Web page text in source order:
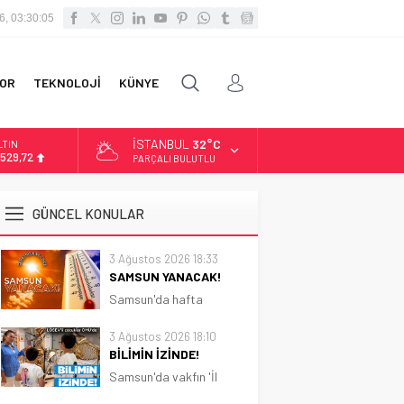
03:30:07
TEKNOLOJİ KÜNYE
İSTANBUL 32°C
PARÇALI BULUTLU
GÜNCEL KONULAR
3 Ağustos 2026 18:33
SAMSUN YANACAK!
Samsun'da hafta
hava etkili olacak.
Sıcaklık 31 dereceye
kadar çıkacak
3 Ağustos 2026 18:10
BİLİMİN İZİNDE!
Samsun'da vakfın 'İl